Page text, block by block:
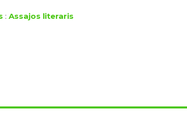
: Assajos literaris